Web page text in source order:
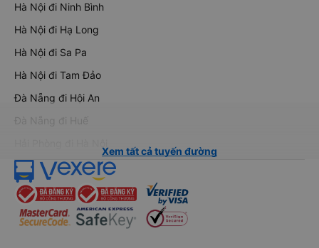
Hà Nội đi Ninh Bình
Hà Nội đi Hạ Long
Hà Nội đi Sa Pa
Hà Nội đi Tam Đảo
Đà Nẵng đi Hội An
Đà Nẵng đi Huế
Xem tất cả tuyến đường